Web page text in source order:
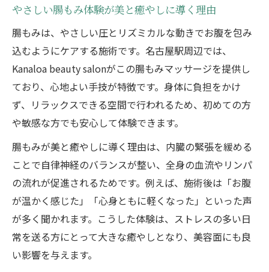
やさしい腸もみ体験が美と癒やしに導く理由
腸もみは、やさしい圧とリズミカルな動きでお腹を包み
込むようにケアする施術です。名古屋駅周辺では、
Kanaloa beauty salonがこの腸もみマッサージを提供し
ており、心地よい手技が特徴です。身体に負担をかけ
ず、リラックスできる空間で行われるため、初めての方
や敏感な方でも安心して体験できます。
腸もみが美と癒やしに導く理由は、内臓の緊張を緩める
ことで自律神経のバランスが整い、全身の血流やリンパ
の流れが促進されるためです。例えば、施術後は「お腹
が温かく感じた」「心身ともに軽くなった」といった声
が多く聞かれます。こうした体験は、ストレスの多い日
常を送る方にとって大きな癒やしとなり、美容面にも良
い影響を与えます。